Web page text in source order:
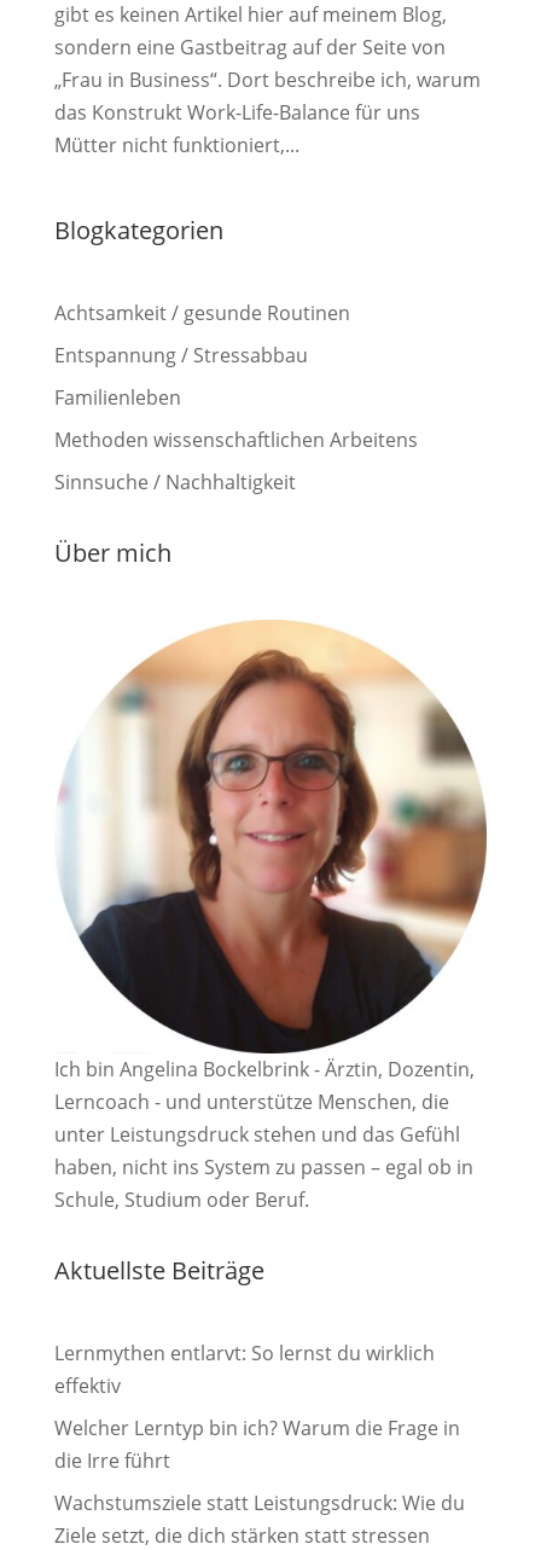
gibt es keinen Artikel hier auf meinem Blog,
sondern eine Gastbeitrag auf der Seite von
„Frau in Business“. Dort beschreibe ich, warum
das Konstrukt Work-Life-Balance für uns
Mütter nicht funktioniert,...
Blogkategorien
Achtsamkeit / gesunde Routinen
Entspannung / Stressabbau
Familienleben
Methoden wissenschaftlichen Arbeitens
Sinnsuche / Nachhaltigkeit
Über mich
Ich bin Angelina Bockelbrink - Ärztin, Dozentin,
Lerncoach - und unterstütze Menschen, die
unter Leistungsdruck stehen und das Gefühl
haben, nicht ins System zu passen – egal ob in
Schule, Studium oder Beruf.
Aktuellste Beiträge
Lernmythen entlarvt: So lernst du wirklich
effektiv
Welcher Lerntyp bin ich? Warum die Frage in
die Irre führt
Wachstumsziele statt Leistungsdruck: Wie du
Ziele setzt, die dich stärken statt stressen